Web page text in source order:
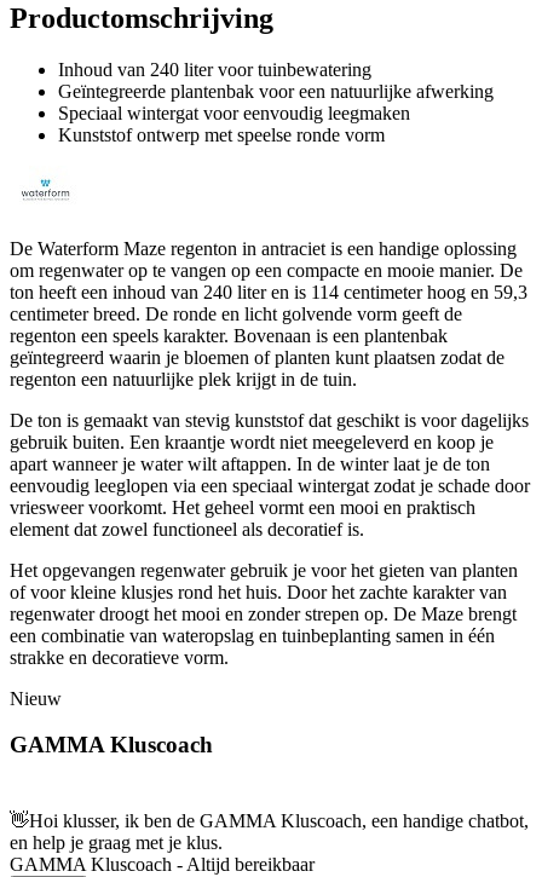
Productomschrijving
Inhoud van 240 liter voor tuinbewatering
Geïntegreerde plantenbak voor een natuurlijke afwerking
Speciaal wintergat voor eenvoudig leegmaken
Kunststof ontwerp met speelse ronde vorm
De Waterform Maze regenton in antraciet is een handige oplossing
om regenwater op te vangen op een compacte en mooie manier. De
ton heeft een inhoud van 240 liter en is 114 centimeter hoog en 59,3
centimeter breed. De ronde en licht golvende vorm geeft de
regenton een speels karakter. Bovenaan is een plantenbak
geïntegreerd waarin je bloemen of planten kunt plaatsen zodat de
regenton een natuurlijke plek krijgt in de tuin.
De ton is gemaakt van stevig kunststof dat geschikt is voor dagelijks
gebruik buiten. Een kraantje wordt niet meegeleverd en koop je
apart wanneer je water wilt aftappen. In de winter laat je de ton
eenvoudig leeglopen via een speciaal wintergat zodat je schade door
vriesweer voorkomt. Het geheel vormt een mooi en praktisch
element dat zowel functioneel als decoratief is.
Het opgevangen regenwater gebruik je voor het gieten van planten
of voor kleine klusjes rond het huis. Door het zachte karakter van
regenwater droogt het mooi en zonder strepen op. De Maze brengt
een combinatie van wateropslag en tuinbeplanting samen in één
strakke en decoratieve vorm.
Nieuw
GAMMA Kluscoach
👋Hoi klusser, ik ben de GAMMA Kluscoach, een handige chatbot,
en help je graag met je klus.
GAMMA Kluscoach - Altijd bereikbaar